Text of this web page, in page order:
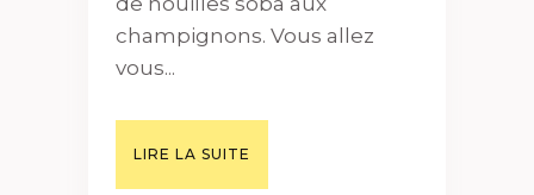
champignons. Vous allez
vous...
LIRE LA SUITE